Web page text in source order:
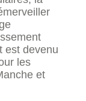
est devenu
les
et